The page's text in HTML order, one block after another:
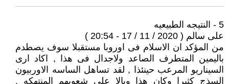
5 - النتيجه الطبيعيه
على سالم ( 2020 / 11 / 17 - 20:54 )
من المؤكد ان الاسلام فى اوروبا مستقبلا سوف يصطدم
باليمين المتطرف الصاعد ولاجدال فى هذا , اكاد ارى
السيناريو المرعب حينئذا , لقد تساهل الساسه الاوربيون
السذج كثيرا وكان هذا وبالا على شعوبهم المنتهكه ,